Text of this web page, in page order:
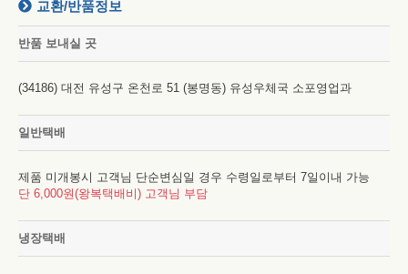
교환/반품정보
반품 보내실 곳
(34186) 대전 유성구 온천로 51 (봉명동) 유성우체국 소포영업과
일반택배
제품 미개봉시 고객님 단순변심일 경우 수령일로부터 7일이내 가능
단 6,000원(왕복택배비) 고객님 부담
냉장택배